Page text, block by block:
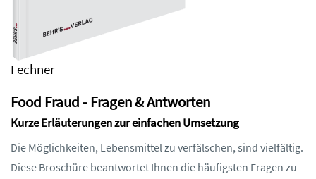
Fechner
Food Fraud - Fragen & Antworten
Kurze Erläuterungen zur einfachen Umsetzung
Die Möglichkeiten, Lebensmittel zu verfälschen, sind vielfältig.
Diese Broschüre beantwortet Ihnen die häufigsten Fragen zu